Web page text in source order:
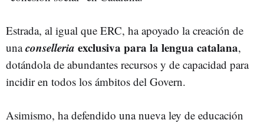
Estrada, al igual que ERC, ha apoyado la creación de
unaconselleria exclusiva para la lengua catalana,
dotándola de abundantes recursos y de capacidad para
incidir en todos los ámbitos del Govern.
Asimismo, ha defendido una nueva ley de educación